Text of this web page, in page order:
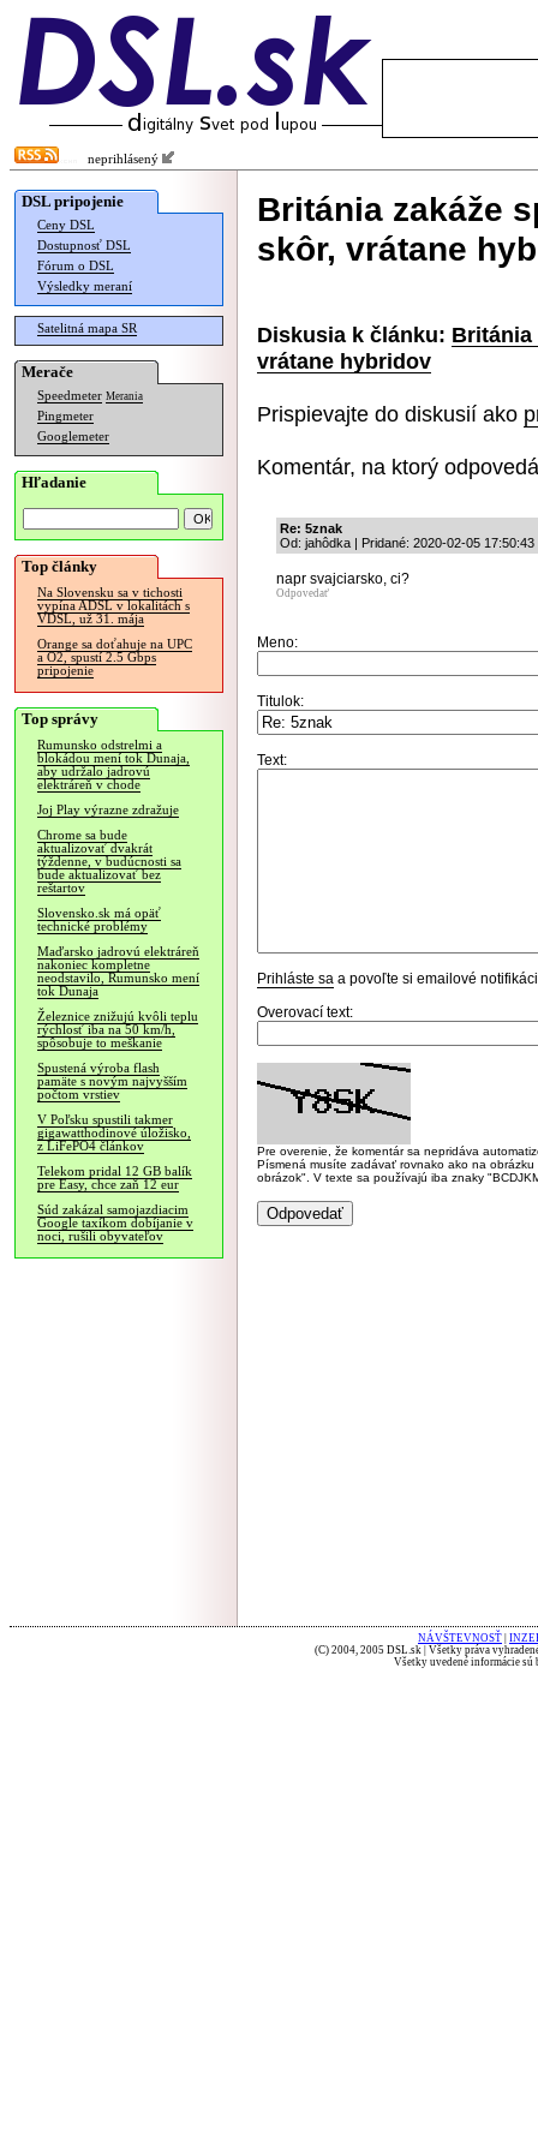
neprihlásený
DSL pripojenie
Ceny DSL
Dostupnosť DSL
Fórum o DSL
Výsledky meraní
Satelitná mapa SR
Merače
Speedmeter Merania
Pingmeter
Googlemeter
Hľadanie
Top články
Na Slovensku sa v tichosti
vypína ADSL v lokalitách s
VDSL, už 31. mája
Orange sa doťahuje na UPC
a O2, spustí 2.5 Gbps
pripojenie
Top správy
Rumunsko odstrelmi a
blokádou mení tok Dunaja,
aby udržalo jadrovú
elektráreň v chode
Joj Play výrazne zdražuje
Chrome sa bude
aktualizovať dvakrát
týždenne, v budúcnosti sa
bude aktualizovať bez
reštartov
Slovensko.sk má opäť
technické problémy
Maďarsko jadrovú elektráreň
nakoniec kompletne
neodstavilo, Rumunsko mení
tok Dunaja
Železnice znižujú kvôli teplu
rýchlosť iba na 50 km/h,
spôsobuje to meškanie
Spustená výroba flash
pamäte s novým najvyšším
počtom vrstiev
V Poľsku spustili takmer
gigawatthodinové úložisko,
z LiFePO4 článkov
Telekom pridal 12 GB balík
pre Easy, chce zaň 12 eur
Súd zakázal samojazdiacim
Google taxíkom dobíjanie v
noci, rušili obyvateľov
Británia zakáže
skôr, vrátane
Diskusia k článku: Británia
vrátane hybridov
Prispievajte do diskusií ako
Komentár, na ktorý
Re: 5znak
Od: jahôdka | Pridané: 2020-02-05 17:50:43
napr svajciarsko, ci?
Odpovedať
Meno:
Titulok:
Text:
Prihláste sa a povoľte si emailové
Overovací text:
Pre overenie, že komentár sa nepridáva
Písmená musíte zadávať rovnako ako na
obrázok". V texte sa používajú iba znaky
NÁVŠTEVNOSŤ
(C) 2004, 2005 DSL.sk | Všetky práva
Všetky uvedené informácie sú